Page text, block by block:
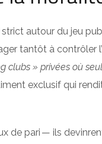
autour du jeu
tantôt à
» privées où
exclusif qui
de pari — ils